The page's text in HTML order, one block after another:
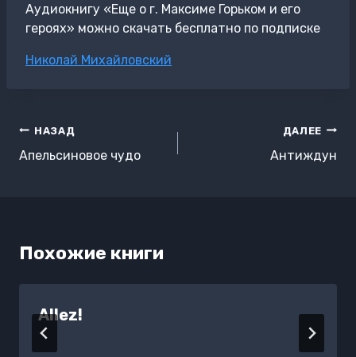
Аудиокнигу «Еще о г. Максиме Горьком и его
героях» можно скачать бесплатно по подписке
Метки
Николай Михайловский
Навигация
по
НАЗАД
Апельсиновое чудо
ДАЛЕЕ
Антиждун
Похожие книги
Allez!